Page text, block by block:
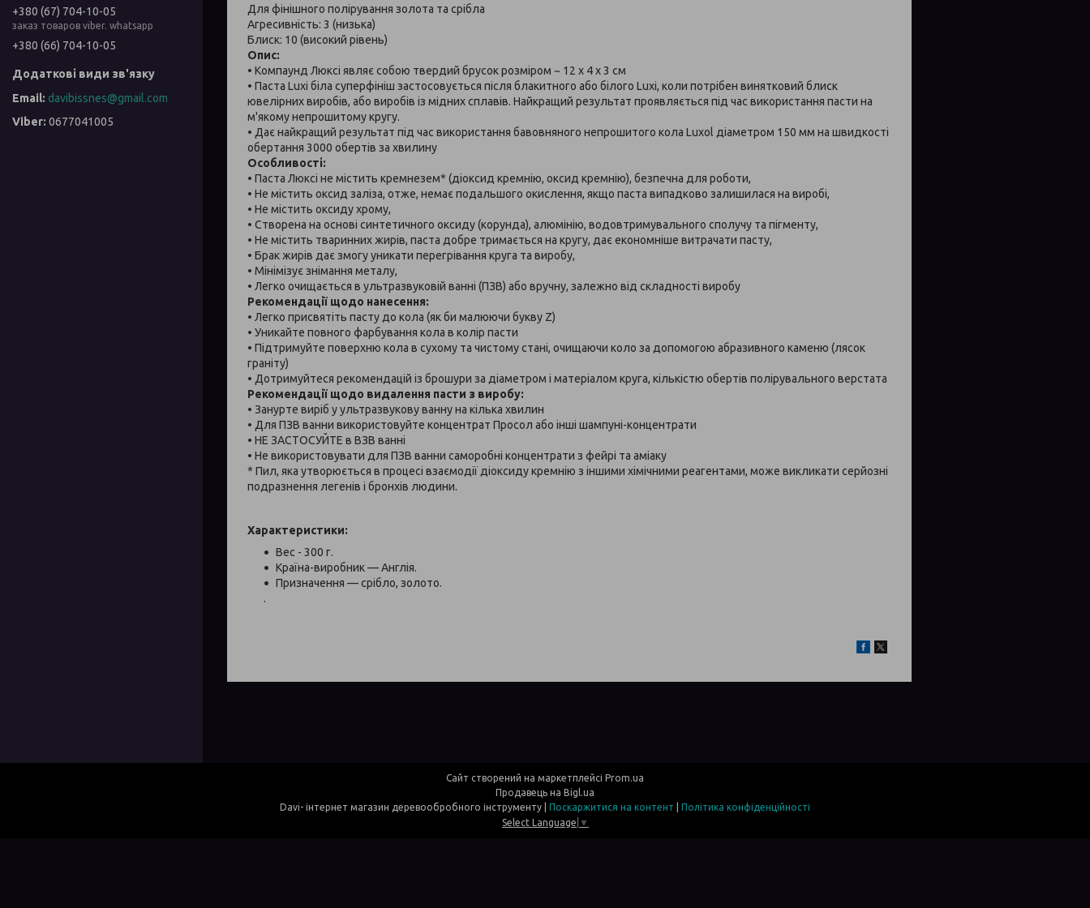
Для фінішного полірування золота та срібла
Агресивність: 3 (низька)
Блиск: 10 (високий рівень)
Опис:
• Компаунд Люксі являє собою твердий брусок розміром ~ 12 x 4 x 3 см
• Паста Luxi біла суперфініш застосовується після блакитного або білого Luxi, коли потрібен винятковий блиск
ювелірних виробів, або виробів із мідних сплавів. Найкращий результат проявляється під час використання пасти на
м'якому непрошитому кругу.
• Дає найкращий результат під час використання бавовняного непрошитого кола Luxol діаметром 150 мм на швидкості
обертання 3000 обертів за хвилину
Особливості:
• Паста Люксі не містить кремнезем* (діоксид кремнію, оксид кремнію), безпечна для роботи,
• Не містить оксид заліза, отже, немає подальшого окислення, якщо паста випадково залишилася на виробі,
• Не містить оксиду хрому,
• Створена на основі синтетичного оксиду (корунда), алюмінію, водовтримувального сполучу та пігменту,
• Не містить тваринних жирів, паста добре тримається на кругу, дає економніше витрачати пасту,
• Брак жирів дає змогу уникати перегрівання круга та виробу,
• Мінімізує знімання металу,
• Легко очищається в ультразвуковій ванні (ПЗВ) або вручну, залежно від складності виробу
Рекомендації щодо нанесення:
• Легко присвятіть пасту до кола (як би малюючи букву Z)
• Уникайте повного фарбування кола в колір пасти
• Підтримуйте поверхню кола в сухому та чистому стані, очищаючи коло за допомогою абразивного каменю (лясок
граніту)
• Дотримуйтеся рекомендацій із брошури за діаметром і матеріалом круга, кількістю обертів полірувального верстата
Рекомендації щодо видалення пасти з виробу:
• Занурте виріб у ультразвукову ванну на кілька хвилин
• Для ПЗВ ванни використовуйте концентрат Просол або інші шампуні-концентрати
• НЕ ЗАСТОСУЙТЕ в ВЗВ ванні
• Не використовувати для ПЗВ ванни саморобні концентрати з фейрі та аміаку
* Пил, яка утворюється в процесі взаємодії діоксиду кремнію з іншими хімічними реагентами, може викликати серйозні
подразнення легенів і бронхів людини.
Характеристики:
Вес - 300 г.
Країна-виробник — Англія.
Призначення — срібло, золото.
.
+380 (67) 704-10-05
заказ товаров viber. whatsapp
+380 (66) 704-10-05
davibissnes@gmail.com
0677041005
Сайт створений на маркетплейсі Prom.ua
Продавець на Bigl.ua
Поскаржитися на контент
Політика конфіденційності
Select Language ▼